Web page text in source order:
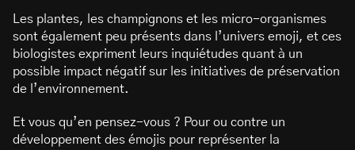
Les plantes, les champignons et les micro-organismes
sont également peu présents dans l’univers emoji, et ces
biologistes expriment leurs inquiétudes quant à un
possible impact négatif sur les initiatives de préservation
de l’environnement.
Et vous qu’en pensez-vous ? Pour ou contre un
développement des émojis pour représenter la